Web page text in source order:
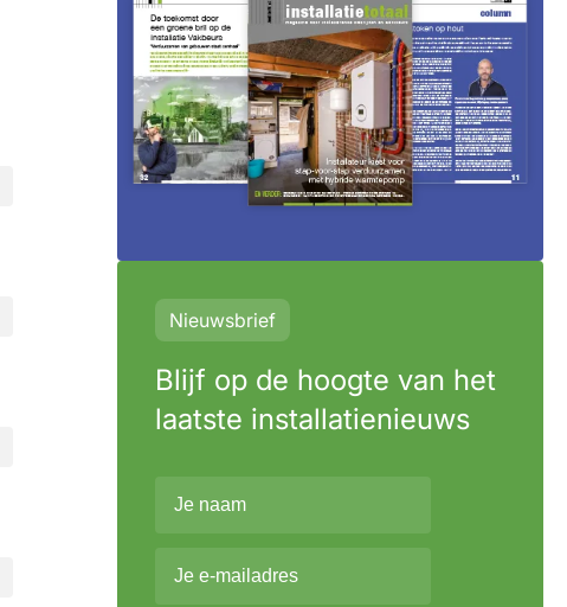
Nieuwsbrief
Blijf op de hoogte van het
laatste installatienieuws